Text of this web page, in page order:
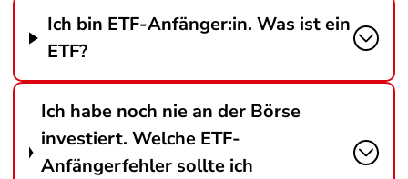
Ich bin ETF-Anfänger:in. Was ist ein
ETF?
Ich habe noch nie an der Börse
investiert. Welche ETF-
Anfängerfehler sollte ich